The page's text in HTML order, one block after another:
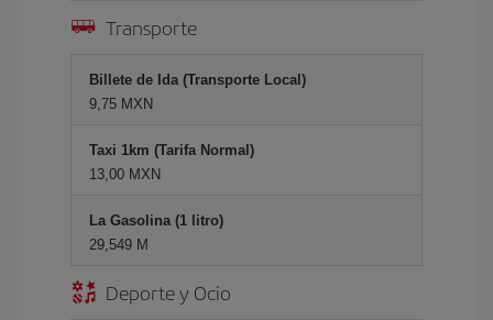
Transporte
Billete de Ida (Transporte Local)
9,75 MXN
Taxi 1km (Tarifa Normal)
13,00 MXN
La Gasolina (1 litro)
29,549 M
Deporte y Ocio